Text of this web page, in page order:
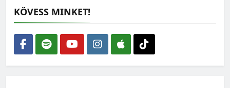
KÖVESS MINKET!